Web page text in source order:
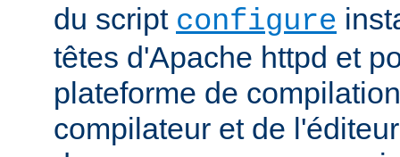
du script configure
têtes d'Apache httpd et
plateforme de
compilateur et de